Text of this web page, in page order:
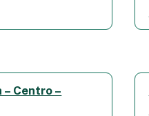
Centro –